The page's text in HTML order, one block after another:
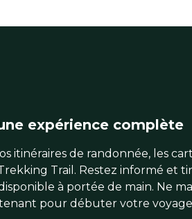
expérience complète
itinéraires de randonnée, les
Trail. Restez informé et
à portée de main. Ne
pour débuter votre voyage